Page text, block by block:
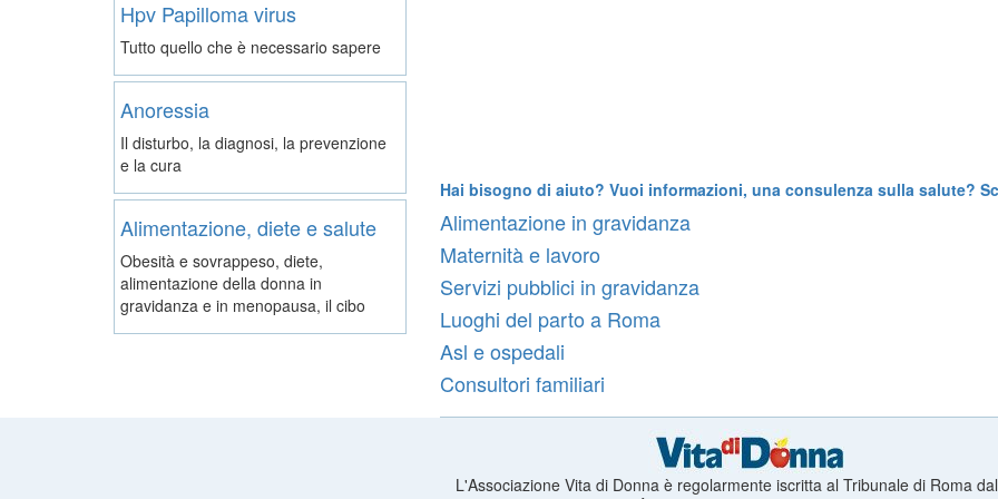
Hai bisogno di aiuto? Vuoi informazioni, una consulenza sulla salute?
Alimentazione in gravidanza
Maternità e lavoro
Servizi pubblici in gravidanza
Luoghi del parto a Roma
Asl e ospedali
Consultori familiari
Hpv Papilloma virus
Tutto quello che è necessario sapere
Anoressia
Il disturbo, la diagnosi, la prevenzione
e la cura
Alimentazione, diete e salute
Obesità e sovrappeso, diete,
alimentazione della donna in
gravidanza e in menopausa, il cibo
L'Associazione Vita di Donna è regolarmente iscritta al Tribunale di Roma